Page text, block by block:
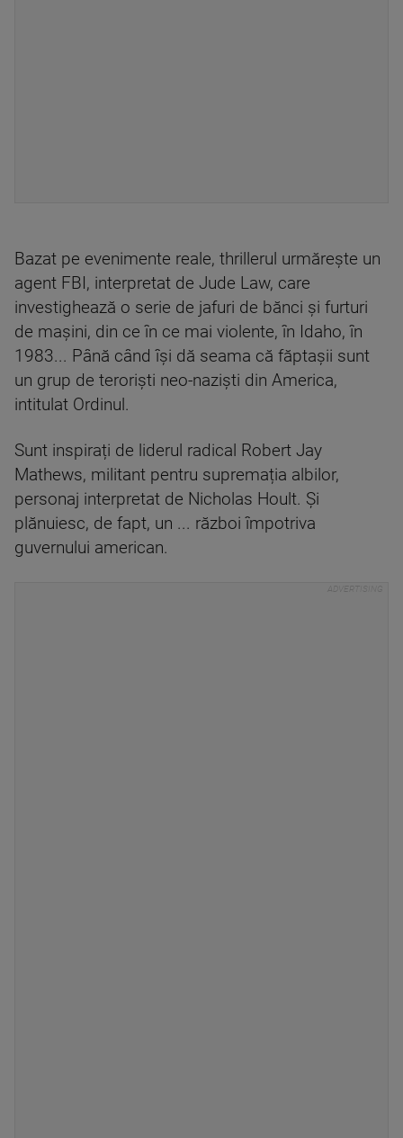
Bazat pe evenimente reale, thrillerul urmărește un
agent FBI, interpretat de Jude Law, care
investighează o serie de jafuri de bănci și furturi
de mașini, din ce în ce mai violente, în Idaho, în
1983... Până când își dă seama că făptașii sunt
un grup de teroriști neo-naziști din America,
intitulat Ordinul.
Sunt inspirați de liderul radical Robert Jay
Mathews, militant pentru supremația albilor,
personaj interpretat de Nicholas Hoult. Și
plănuiesc, de fapt, un ... război împotriva
guvernului american.